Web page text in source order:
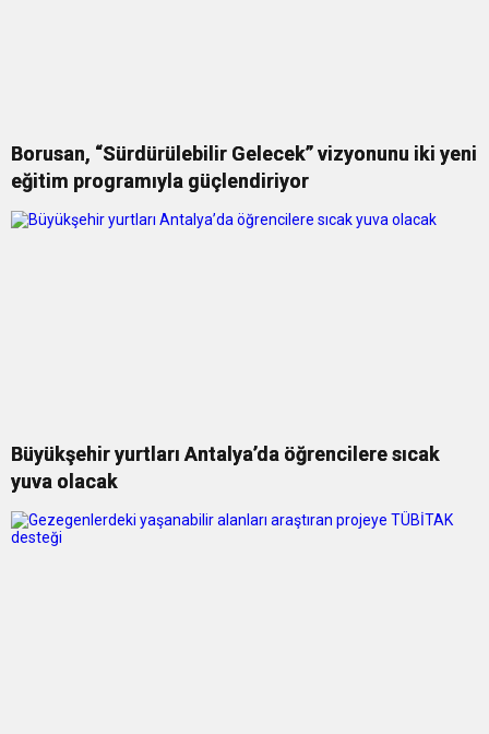
Borusan, “Sürdürülebilir Gelecek” vizyonunu iki yeni
eğitim programıyla güçlendiriyor
Büyükşehir yurtları Antalya’da öğrencilere sıcak
yuva olacak